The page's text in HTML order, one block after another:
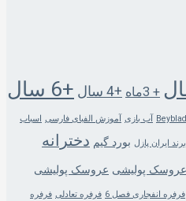
+ 3ماه +4 سال +6 سال
آب بازی آموزش الفبای فارسی اسباب
برند ایران پازل بورد گیم دخترانه
عروسک پولیشی عروسک پولیشی
فرفره انفجاری فصل 6 فرفره تعادلی فرفره